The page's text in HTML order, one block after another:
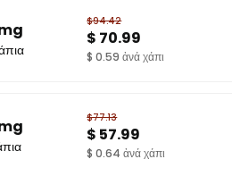
$94.42
$ 70.99
$ 0.59 ἀνά χάπι
$77.13
$ 57.99
$ 0.64 ἀνά χάπι